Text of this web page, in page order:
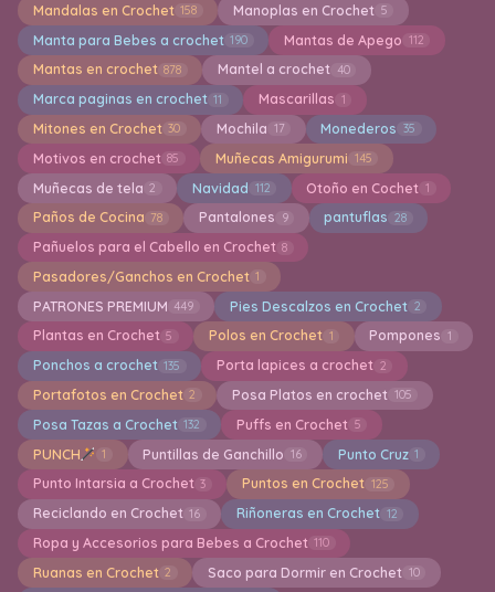
Mandalas en Crochet 158 Manoplas en Crochet 5
Manta para Bebes a crochet 190 Mantas de Apego 112
Mantas en crochet 878 Mantel a crochet 40
Marca paginas en crochet 11 Mascarillas 1
Mitones en Crochet 30 Mochila 17 Monederos 35
Motivos en crochet 85 Muñecas Amigurumi 145
Muñecas de tela 2 Navidad 112 Otoño en Cochet 1
Paños de Cocina 78 Pantalones 9 pantuflas 28
Pañuelos para el Cabello en Crochet 8
Pasadores/Ganchos en Crochet 1
PATRONES PREMIUM 449 Pies Descalzos en Crochet 2
Plantas en Crochet 5 Polos en Crochet 1 Pompones 1
Ponchos a crochet 135 Porta lapices a crochet 2
Portafotos en Crochet 2 Posa Platos en crochet 105
Posa Tazas a Crochet 132 Puffs en Crochet 5
PUNCH 1 Puntillas de Ganchillo 16 Punto Cruz 1
Punto Intarsia a Crochet 3 Puntos en Crochet 125
Reciclando en Crochet 16 Riñoneras en Crochet 12
Ropa y Accesorios para Bebes a Crochet 110
Ruanas en Crochet 2 Saco para Dormir en Crochet 10